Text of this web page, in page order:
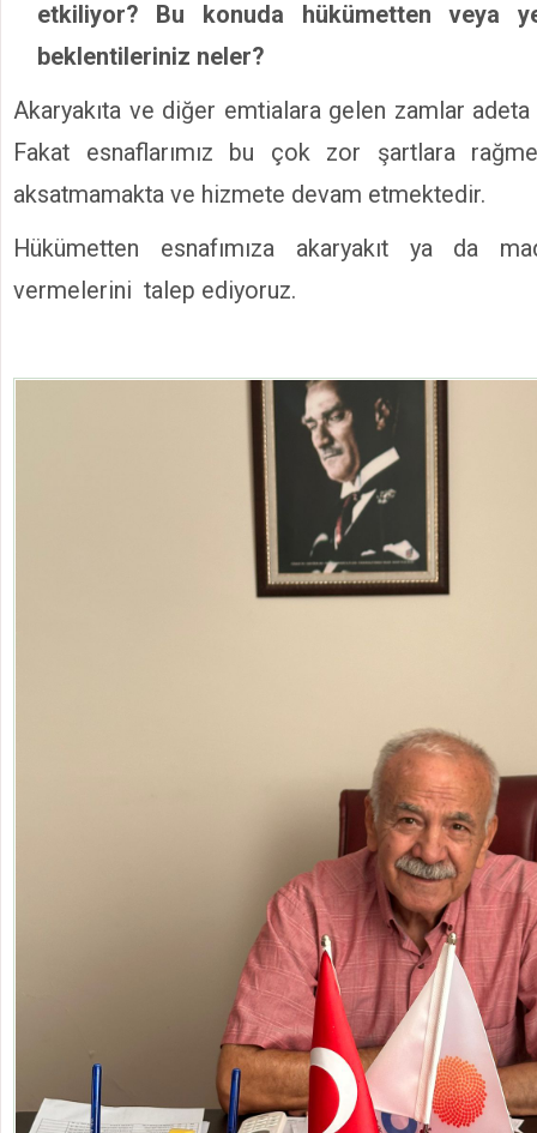
etkiliyor? Bu konuda hükümetten veya
beklentileriniz neler?
Akaryakıta ve diğer emtialara gelen zamlar adeta
Fakat esnaflarımız bu çok zor şartlara
aksatmamakta ve hizmete devam etmektedir.
Hükümetten esnafımıza akaryakıt ya da
vermelerini talep ediyoruz.